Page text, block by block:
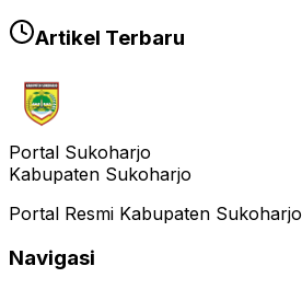
Artikel Terbaru
Portal Sukoharjo
Kabupaten Sukoharjo
Portal Resmi Kabupaten Sukoharjo
Navigasi